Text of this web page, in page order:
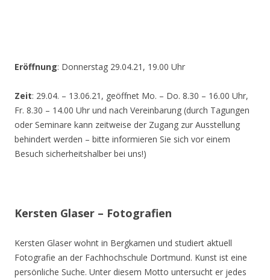
Eröffnung: Donnerstag 29.04.21, 19.00 Uhr
Zeit: 29.04. – 13.06.21, geöffnet Mo. – Do. 8.30 – 16.00 Uhr,
Fr. 8.30 – 14.00 Uhr und nach Vereinbarung (durch Tagungen
oder Seminare kann zeitweise der Zugang zur Ausstellung
behindert werden – bitte informieren Sie sich vor einem
Besuch sicherheitshalber bei uns!)
Kersten Glaser – Fotografien
Kersten Glaser wohnt in Bergkamen und studiert aktuell
Fotografie an der Fachhochschule Dortmund. Kunst ist eine
persönliche Suche. Unter diesem Motto untersucht er jedes